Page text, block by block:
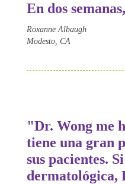
En dos
Roxanne Albaugh
Modesto, CA
"Dr. Wong me
tiene una gran
sus pacientes.
dermatológica,